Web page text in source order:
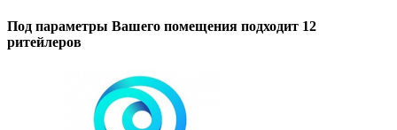
Под параметры Вашего помещения подходит 12
ритейлеров